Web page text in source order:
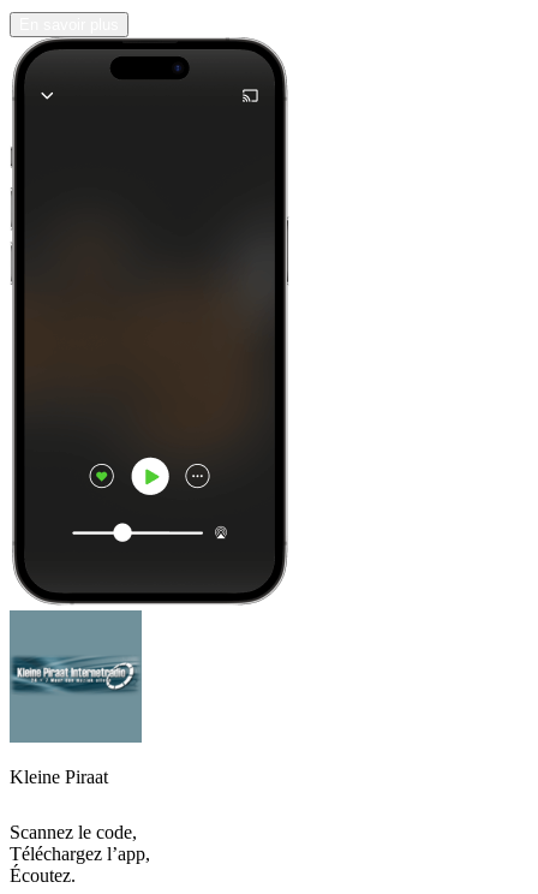
Kleine Piraat
Scannez le code,
Téléchargez l’app,
Écoutez.